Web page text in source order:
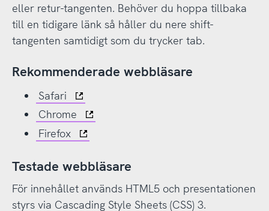
eller retur-tangenten. Behöver du hoppa tillbaka
till en tidigare länk så håller du nere shift-
tangenten samtidigt som du trycker tab.
Rekommenderade webbläsare
Safari
Chrome
Firefox
Testade webbläsare
För innehållet används HTML5 och presentationen
styrs via Cascading Style Sheets (CSS) 3.